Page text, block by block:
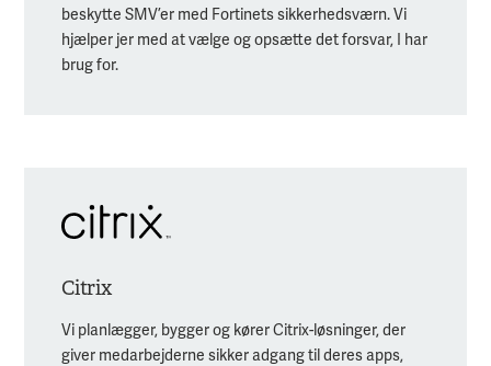
beskytte SMV’er med Fortinets sikkerhedsværn. Vi
hjælper jer med at vælge og opsætte det forsvar, I har
brug for.
Citrix
Vi planlægger, bygger og kører Citrix-løsninger, der
giver medarbejderne sikker adgang til deres apps,